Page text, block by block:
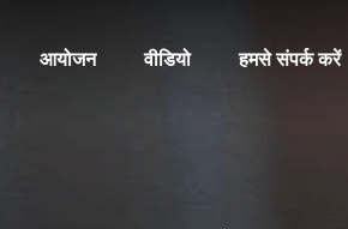
आयोजन वीडियो हमसे संपर्क करें